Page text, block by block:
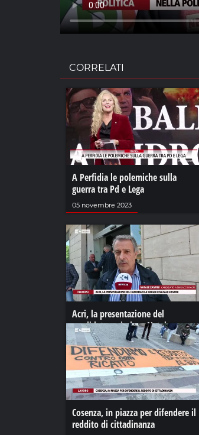
CORRELATI
A Perfidia le polemiche sulla
guerra tra Pd e Lega
05 novembre 2023
Acri, la presentazione del
candidato a sindaco Natale
Zanfini
18 maggio 2022
Cosenza, in piazza per difendere il
reddito di cittadinanza